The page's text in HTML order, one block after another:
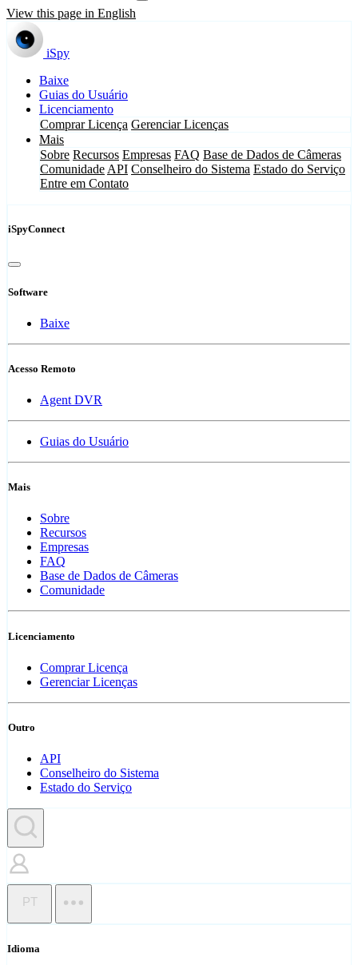
View this page in English
iSpy
Baixe
Guias do Usuário
Licenciamento
Comprar Licença Gerenciar Licenças
Mais
Sobre Recursos Empresas FAQ Base de Dados de Câmeras
Comunidade API Conselheiro do Sistema Estado do Serviço
Entre em Contato
iSpyConnect
Software
Baixe
Acesso Remoto
Agent DVR
Guias do Usuário
Mais
Sobre
Recursos
Empresas
FAQ
Base de Dados de Câmeras
Comunidade
Licenciamento
Comprar Licença
Gerenciar Licenças
Outro
API
Conselheiro do Sistema
Estado do Serviço
PT
Idioma